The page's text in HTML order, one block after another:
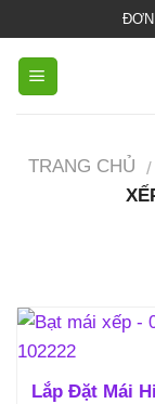
che
nắng
mưa
ĐƠN
TRANG CHỦ /
Lắp Đặt Mái